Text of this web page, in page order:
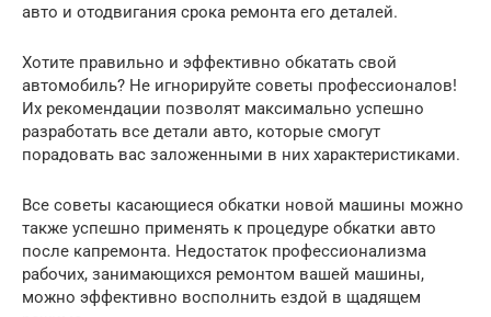
авто и отодвигания срока ремонта его деталей.
Хотите правильно и эффективно обкатать свой
автомобиль? Не игнорируйте советы профессионалов!
Их рекомендации позволят максимально успешно
разработать все детали авто, которые смогут
порадовать вас заложенными в них характеристиками.
Все советы касающиеся обкатки новой машины можно
также успешно применять к процедуре обкатки авто
после капремонта. Недостаток профессионализма
рабочих, занимающихся ремонтом вашей машины,
можно эффективно восполнить ездой в щадящем